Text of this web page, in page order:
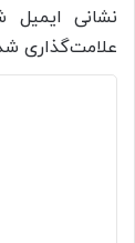
نشانی
علامت‌گذاری